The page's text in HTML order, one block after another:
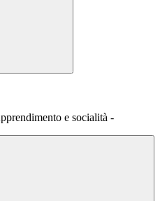
e socialità -